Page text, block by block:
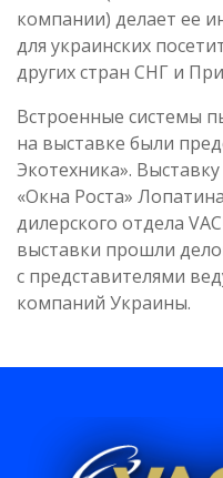
компании) делает ее
для украинских
других стран СНГ и
Встроенные системы
на выставке были
Экотехника».
«Окна Роста»
дилерского отдела
выставки прошли
с представителями
компаний Украины.